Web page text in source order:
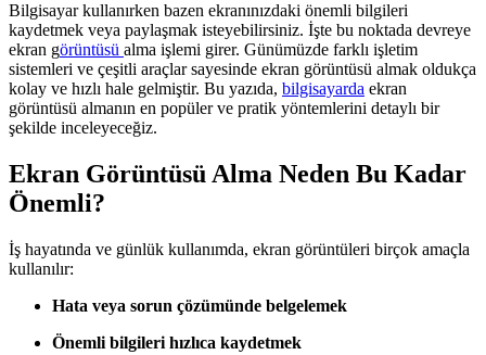
Bilgisayar kullanırken bazen ekranınızdaki önemli bilgileri
kaydetmek veya paylaşmak isteyebilirsiniz. İşte bu noktada devreye
ekran görüntüsü alma işlemi girer. Günümüzde farklı işletim
sistemleri ve çeşitli araçlar sayesinde ekran görüntüsü almak oldukça
kolay ve hızlı hale gelmiştir. Bu yazıda, bilgisayarda ekran
görüntüsü almanın en popüler ve pratik yöntemlerini detaylı bir
şekilde inceleyeceğiz.
Ekran Görüntüsü Alma Neden Bu Kadar
Önemli?
İş hayatında ve günlük kullanımda, ekran görüntüleri birçok amaçla
kullanılır:
Hata veya sorun çözümünde belgelemek
Önemli bilgileri hızlıca kaydetmek